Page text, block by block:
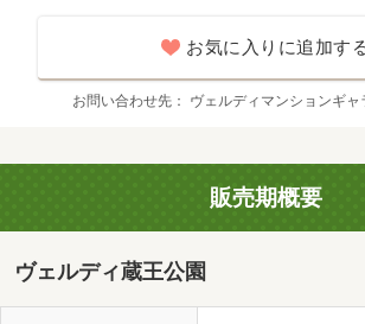
お気に入りに追加す
お問い合わせ先 ヴェルディマンションギャ
販売期概要
ヴェルディ蔵王公園